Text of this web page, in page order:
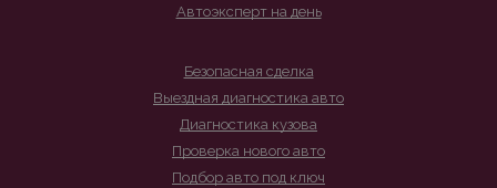
Автоэксперт на день
Безопасная сделка
Выездная диагностика авто
Диагностика кузова
Проверка нового авто
Подбор авто под ключ